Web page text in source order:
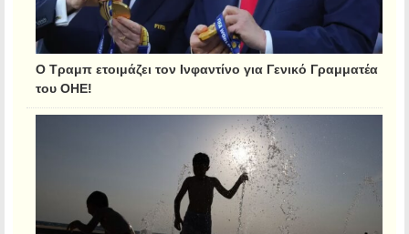
Ο Τραμπ ετοιμάζει τον Ινφαντίνο για Γενικό Γραμματέα
του ΟΗΕ!